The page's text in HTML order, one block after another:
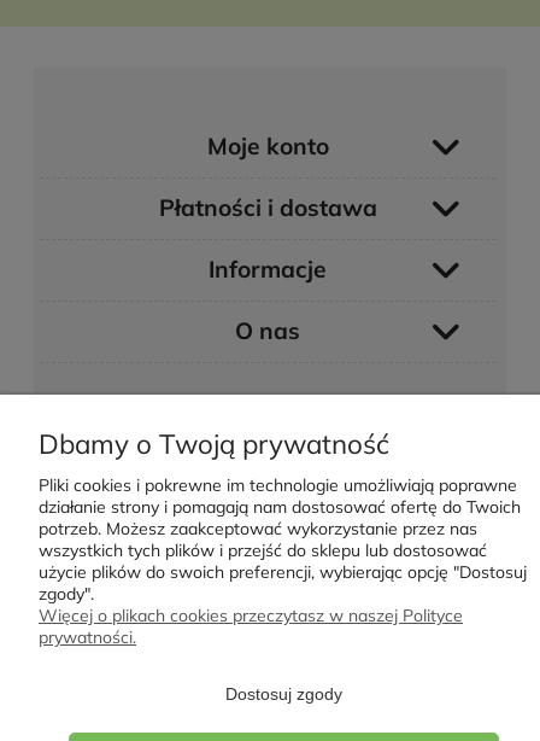
Moje konto
Płatności i dostawa
Informacje
O nas
POKAŻ PEŁNĄ WERSJĘ STRONY
Sklep internetowy Shoper.pl
Dbamy o Twoją prywatność
Pliki cookies i pokrewne im technologie umożliwiają poprawne
działanie strony i pomagają nam dostosować ofertę do Twoich
potrzeb. Możesz zaakceptować wykorzystanie przez nas
wszystkich tych plików i przejść do sklepu lub dostosować
użycie plików do swoich preferencji, wybierając opcję "Dostosuj
zgody".
Więcej o plikach cookies przeczytasz w naszej Polityce
prywatności.
Dostosuj zgody